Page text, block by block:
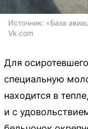
Источник: «База
Vk.com
Для
специальную
находится в
и с